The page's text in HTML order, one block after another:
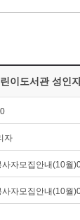
이도서관 성인
자
사자모집안내(10월
사자모집안내(10월